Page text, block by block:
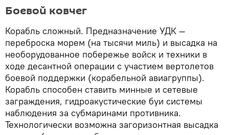
Боевой ковчег
Корабль сложный. Предназначение УДК —
переброска морем (на тысячи миль) и высадка на
необорудованное побережье войск и техники в
ходе десантной операции с участием вертолетов
боевой поддержки (корабельной авиагруппы).
Корабль способен ставить минные и сетевые
заграждения, гидроакустические буи системы
наблюдения за субмаринами противника.
Технологически возможна загоризонтная высадка